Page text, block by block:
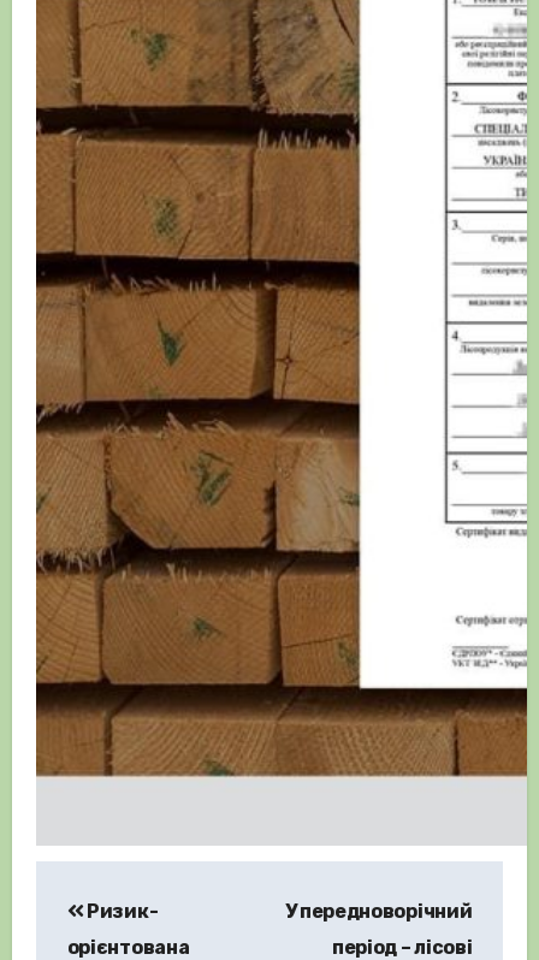
записів
Ризик-
орієнтована
У передноворічний
період – лісові